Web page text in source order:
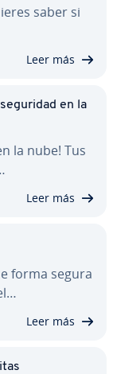
saber si
Leer más
en la
la nube! Tus
Leer más
forma segura
Leer más